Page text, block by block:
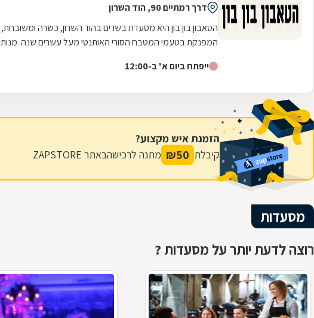
דרך רמתיים 90, הוד השרון
הטאבון בון בון היא מסעדת בשרים בהוד השרון, כשרה ומשובחת,
המפנקת בטעמי המטבח הסורי האותנטי מעל עשרים שנה. מנות
ייפתח ביום א' ב-12:00
הזמנת איש מקצוע?
קיבלת 50
₪ מתנה לרכישהבאתר ZAPSTORE
מסעדות
רוצה לדעת יותר על מסעדות ?